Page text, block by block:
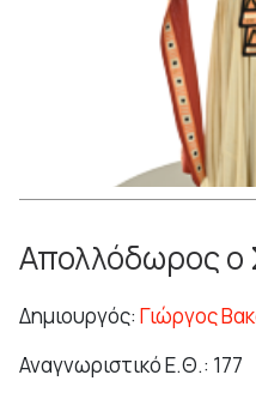
Απολλόδωρος ο
Δημιουργός: Γιώργος
Αναγνωριστικό Ε.Θ.: 177